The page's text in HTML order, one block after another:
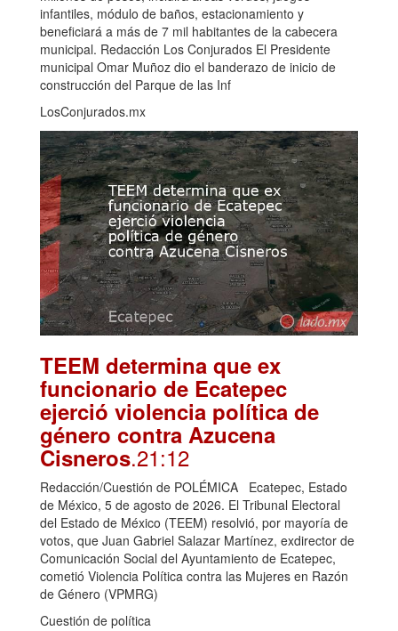
infantiles, módulo de baños, estacionamiento y
beneficiará a más de 7 mil habitantes de la cabecera
municipal. Redacción Los Conjurados El Presidente
municipal Omar Muñoz dio el banderazo de inicio de
construcción del Parque de las Inf
LosConjurados.mx
TEEM determina que ex
funcionario de Ecatepec
ejerció violencia política de
género contra Azucena
Cisneros.21:12
Redacción/Cuestión de POLÉMICA Ecatepec, Estado
de México, 5 de agosto de 2026. El Tribunal Electoral
del Estado de México (TEEM) resolvió, por mayoría de
votos, que Juan Gabriel Salazar Martínez, exdirector de
Comunicación Social del Ayuntamiento de Ecatepec,
cometió Violencia Política contra las Mujeres en Razón
de Género (VPMRG)
Cuestión de política